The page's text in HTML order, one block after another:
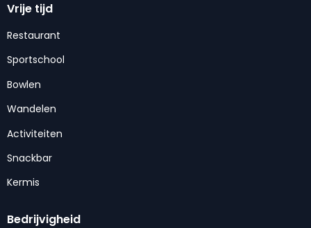
Vrije tijd
Restaurant
Sportschool
Bowlen
Wandelen
Activiteiten
Snackbar
Kermis
Bedrijvigheid